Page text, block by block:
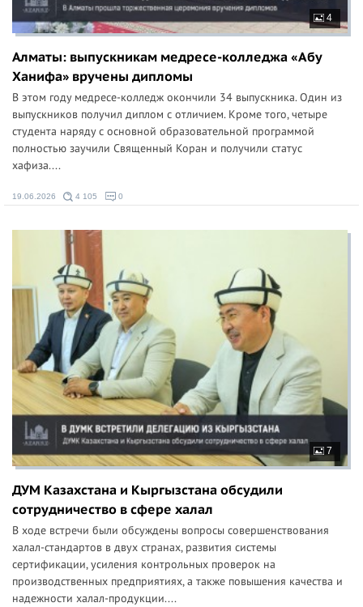
4
Алматы: выпускникам медресе-колледжа «Абу
Ханифа» вручены дипломы
В этом году медресе-колледж окончили 34 выпускника. Один из
выпускников получил диплом с отличием. Кроме того, четыре
студента наряду с основной образовательной программой
полностью заучили Священный Коран и получили статус
хафиза....
19.06.2026 4 105 0
7
ДУМ Казахстана и Кыргызстана обсудили
сотрудничество в сфере халал
В ходе встречи были обсуждены вопросы совершенствования
халал-стандартов в двух странах, развития системы
сертификации, усиления контрольных проверок на
производственных предприятиях, а также повышения качества и
надежности халал-продукции....